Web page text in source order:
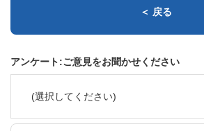
＜ 戻る
アンケート:ご意見をお聞かせください
(選択してください)